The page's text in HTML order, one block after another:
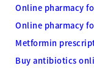
Online pharmacy
Online pharmacy
Metformin
Buy antibiotics